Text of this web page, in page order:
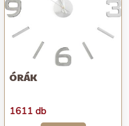
ÓRÁK
1611 db